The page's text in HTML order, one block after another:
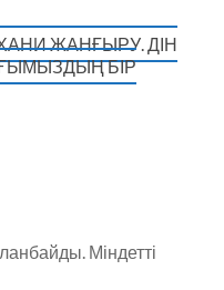
ЖАНҒЫРУ. ДІН
БІР
Міндетті